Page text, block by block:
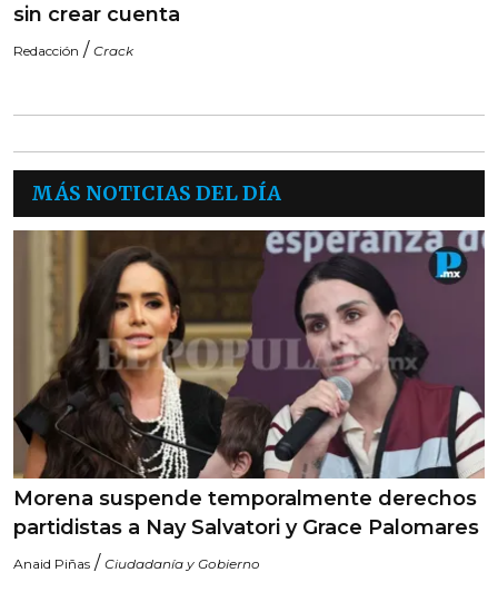
sin crear cuenta
Redacción / Crack
MÁS NOTICIAS DEL DÍA
Morena suspende temporalmente derechos
partidistas a Nay Salvatori y Grace Palomares
Anaid Piñas / Ciudadanía y Gobierno